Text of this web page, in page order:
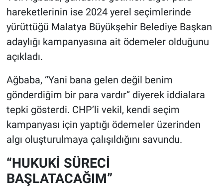
hareketlerinin ise 2024 yerel seçimlerinde
yürüttüğü Malatya Büyükşehir Belediye Başkan
adaylığı kampanyasına ait ödemeler olduğunu
açıkladı.
Ağbaba, “Yani bana gelen değil benim
gönderdiğim bir para vardır” diyerek iddialara
tepki gösterdi. CHP’li vekil, kendi seçim
kampanyası için yaptığı ödemeler üzerinden
algı oluşturulmaya çalışıldığını savundu.
“HUKUKİ SÜRECİ
BAŞLATACAĞIM”